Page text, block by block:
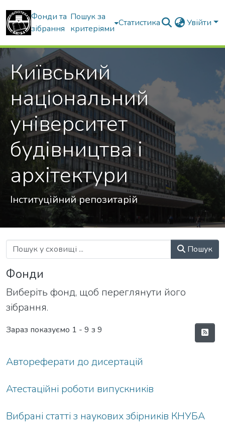
Фонди та
зібрання
Пошук за
критеріями
Статистика Увійти
Київський
національний
університет
будівництва і
архітектури
Інституційний репозитарій
Пошук
Фонди
Виберіть фонд, щоб переглянути його
зібрання.
Зараз показуємо 1 - 9 з 9
Автореферати до дисертацій
Атестаційні роботи випускників
Вибрані статті з наукових збірників КНУБА